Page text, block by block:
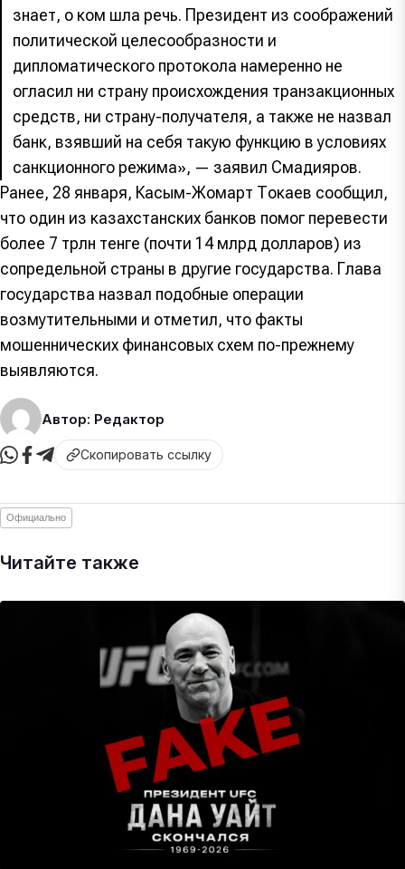
знает, о ком шла речь. Президент из соображений
политической целесообразности и
дипломатического протокола намеренно не
огласил ни страну происхождения транзакционных
средств, ни страну-получателя, а также не назвал
банк, взявший на себя такую функцию в условиях
санкционного режима», — заявил Смадияров.
Ранее, 28 января, Касым-Жомарт Токаев сообщил,
что один из казахстанских банков помог перевести
более 7 трлн тенге (почти 14 млрд долларов) из
сопредельной страны в другие государства. Глава
государства назвал подобные операции
возмутительными и отметил, что факты
мошеннических финансовых схем по-прежнему
выявляются.
Автор: Редактор
Скопировать ссылку
Официально
Читайте также